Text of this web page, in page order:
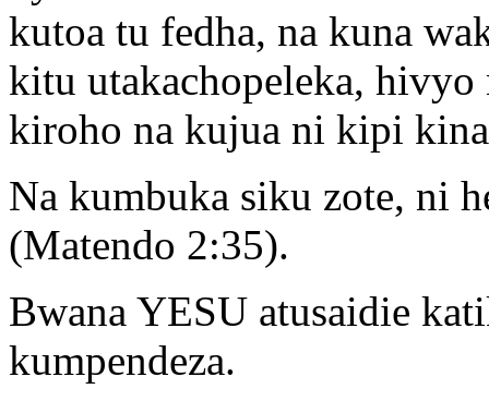
kutoa tu fedha, na kuna
kitu utakachopeleka,
kiroho na kujua ni kipi
Na kumbuka siku zote, ni
(Matendo 2:35).
Bwana YESU atusaidie
kumpendeza.